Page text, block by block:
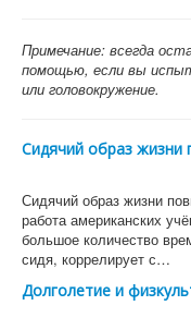
Примечание: всегда
помощью, если вы
или головокружение.
Сидячий образ жизни
Сидячий образ жизни
работа американских
большое количество
сидя, коррелирует с…
Долголетие и